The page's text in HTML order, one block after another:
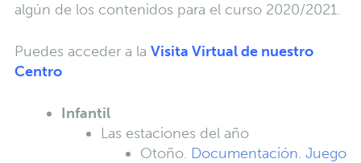
algún de los contenidos para el curso 2020/2021.
Puedes acceder a la Visita Virtual de nuestro
Centro
Infantil
Las estaciones del año
Otoño. Documentación. Juego